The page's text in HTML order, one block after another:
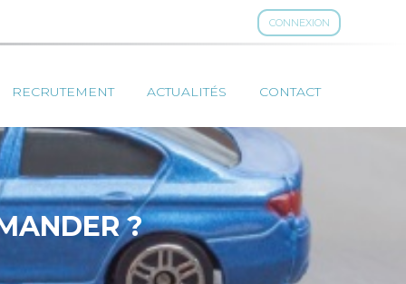
CONNEXION
RECRUTEMENT ACTUALITÉS CONTACT
?